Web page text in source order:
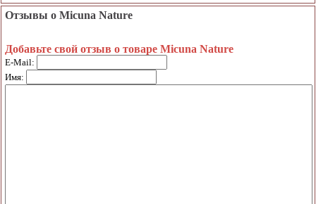
Отзывы о Micuna Nature
Добавьте свой отзыв о товаре Micuna Nature
E-Mail:
Имя: